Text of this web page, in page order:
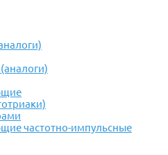
частотно-импульсные